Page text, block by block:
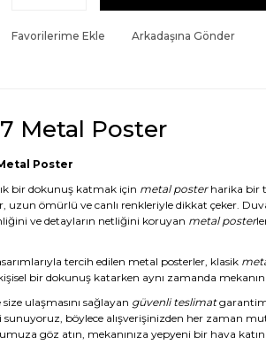
Favorilerime Ekle Arkadaşına Gönder
Metal Poster
Poster
bir dokunuş katmak için metal posterharika bir
uzun ömürlü ve canlı renkleriyle dikkat çeker.
ve detayların netliğini koruyan metal poster
tercih edilen metal posterler, klasik
bir dokunuş katarken aynı zamanda
ulaşmasını sağlayan güvenli teslimat
böylece alışverişinizden her zaman
göz atın, mekanınıza yepyeni bir hava katın!